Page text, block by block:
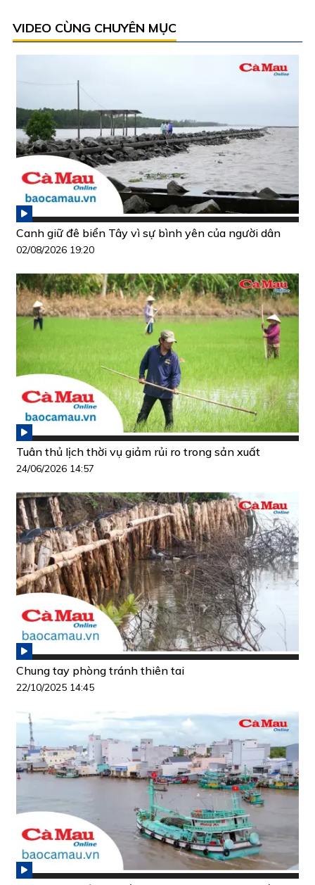
VIDEO CÙNG CHUYÊN MỤC
Canh giữ đê biển Tây vì sự bình yên của người dân
02/08/2026 19:20
Tuân thủ lịch thời vụ giảm rủi ro trong sản xuất
24/06/2026 14:57
Chung tay phòng tránh thiên tai
22/10/2025 14:45